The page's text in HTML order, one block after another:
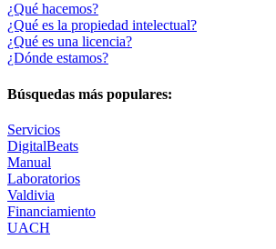
¿Qué hacemos?
¿Qué es la propiedad intelectual?
¿Qué es una licencia?
¿Dónde estamos?
Búsquedas más populares:
Servicios
DigitalBeats
Manual
Laboratorios
Valdivia
Financiamiento
UACH